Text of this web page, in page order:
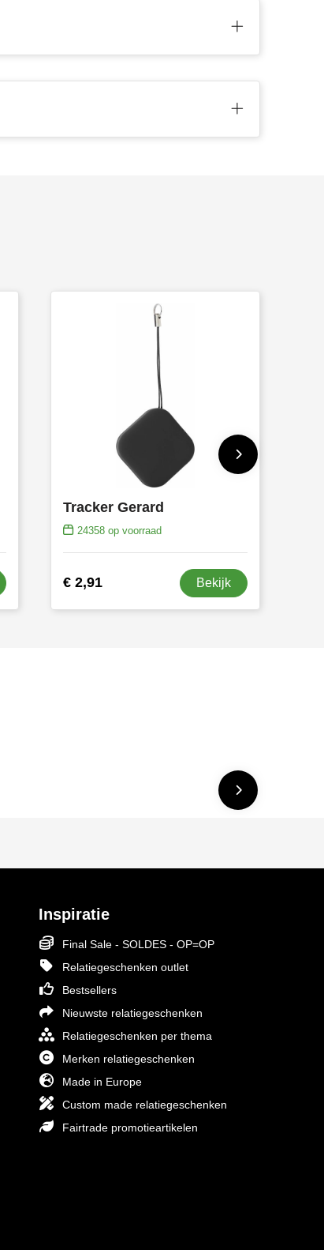
Tracker Gerard
24358 op voorraad
€ 2,91 Bekijk
Inspiratie
Final Sale - SOLDES - OP=OP
Relatiegeschenken outlet
Bestsellers
Nieuwste relatiegeschenken
Relatiegeschenken per thema
Merken relatiegeschenken
Made in Europe
Custom made relatiegeschenken
Fairtrade promotieartikelen